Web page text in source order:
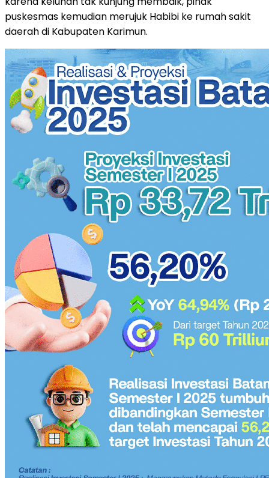
puskesmas kemudian merujuk Habibi ke rumah sakit
daerah di Kabupaten Karimun.